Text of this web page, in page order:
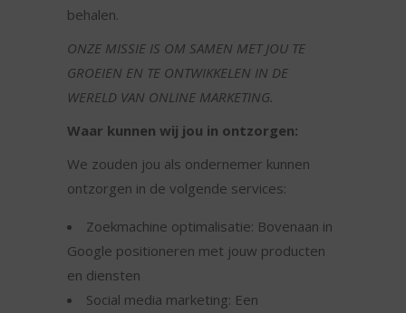
behalen.
ONZE MISSIE IS OM SAMEN MET JOU TE
GROEIEN EN TE ONTWIKKELEN IN DE
WERELD VAN ONLINE MARKETING.
Waar kunnen wij jou in ontzorgen:
We zouden jou als ondernemer kunnen
ontzorgen in de volgende services:
Zoekmachine optimalisatie: Bovenaan in
Google positioneren met jouw producten
en diensten
Social media marketing: Een